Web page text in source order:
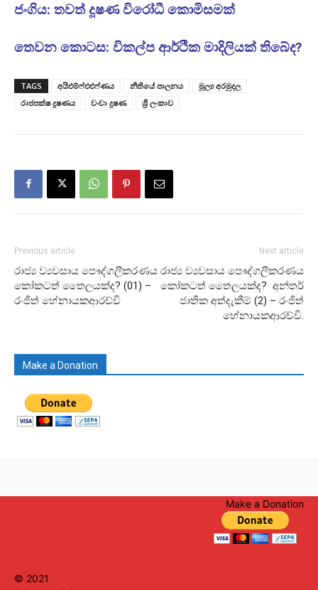
ජංගිය: තවත් දූෂණ විරෝධී කොමිසමක්
තෙවන කොටස: විකල්ප ආර්ථික මාදිලියක් තිබේද?
TAGS අයිඑම්ෆ්එඑෆ්ණය නීතියේ පාලනය
මූල්‍ය අරමුදල
රාජපක්ෂ දූෂණය
වංචා දූෂණ ශ්‍රී ලංකාව
Previous article
රාජ්‍ය ව්‍යවසාය පෞද්ගලීකරණය
කෝකටත් තෛලයක්ද? (01) –
රංජිත් හේනායකආරච්චි
Next article
රාජ්‍ය ව්‍යවසාය පෞද්ගලීකරණය
කෝකටත් තෛලයක්ද? අන්තර්
ජාතික අත්දැකීම් (2) – රංජිත්
හේනායකආරච්චි.
Make a Donation
Make a Donation
© 2021